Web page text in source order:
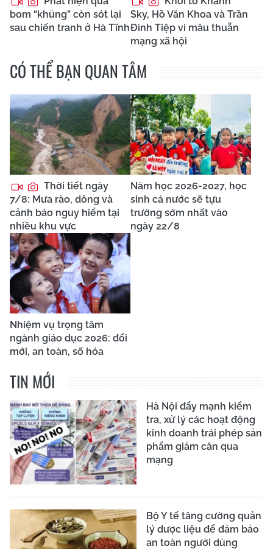
bom “khủng” còn sót lại
sau chiến tranh ở Hà Tĩnh
Sky, Hồ Văn Khoa và Trần
Đình Tiệp vì mâu thuẫn
mạng xã hội
CÓ THỂ BẠN QUAN TÂM
Thời tiết ngày
7/8: Mưa rào, dông và
cảnh báo nguy hiểm tại
nhiều khu vực
Năm học 2026-2027, học
sinh cả nước sẽ tựu
trường sớm nhất vào
ngày 22/8
Nhiệm vụ trọng tâm
ngành giáo dục 2026: đổi
mới, an toàn, số hóa
TIN MỚI
Hà Nội đẩy mạnh kiểm
tra, xử lý các hoạt động
kinh doanh trái phép sản
phẩm giảm cân qua
mạng
Bộ Y tế tăng cường quản
lý dược liệu để đảm bảo
an toàn người dùng